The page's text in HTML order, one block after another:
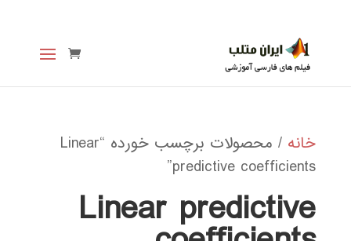
خانه
/ محصولات برچسب خورده “Linear
predictive coefficients”
Linear predictive